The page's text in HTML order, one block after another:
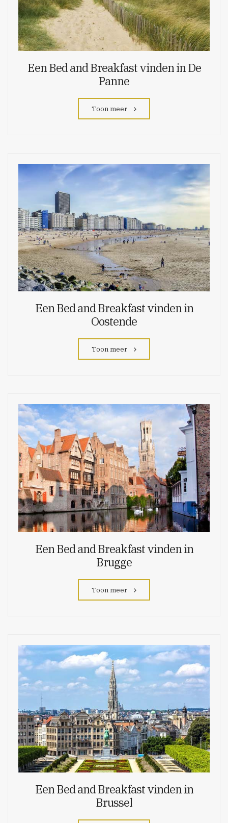
Een Bed and Breakfast vinden in De
Panne
Toon meer
Een Bed and Breakfast vinden in
Oostende
Toon meer
Een Bed and Breakfast vinden in
Brugge
Toon meer
Een Bed and Breakfast vinden in
Brussel